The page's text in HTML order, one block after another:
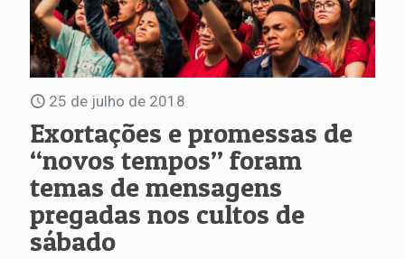
25 de julho de 2018
Exortações e promessas de
“novos tempos” foram
temas de mensagens
pregadas nos cultos de
sábado